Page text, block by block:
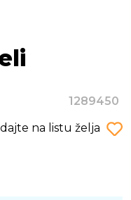
1289450
na listu želja